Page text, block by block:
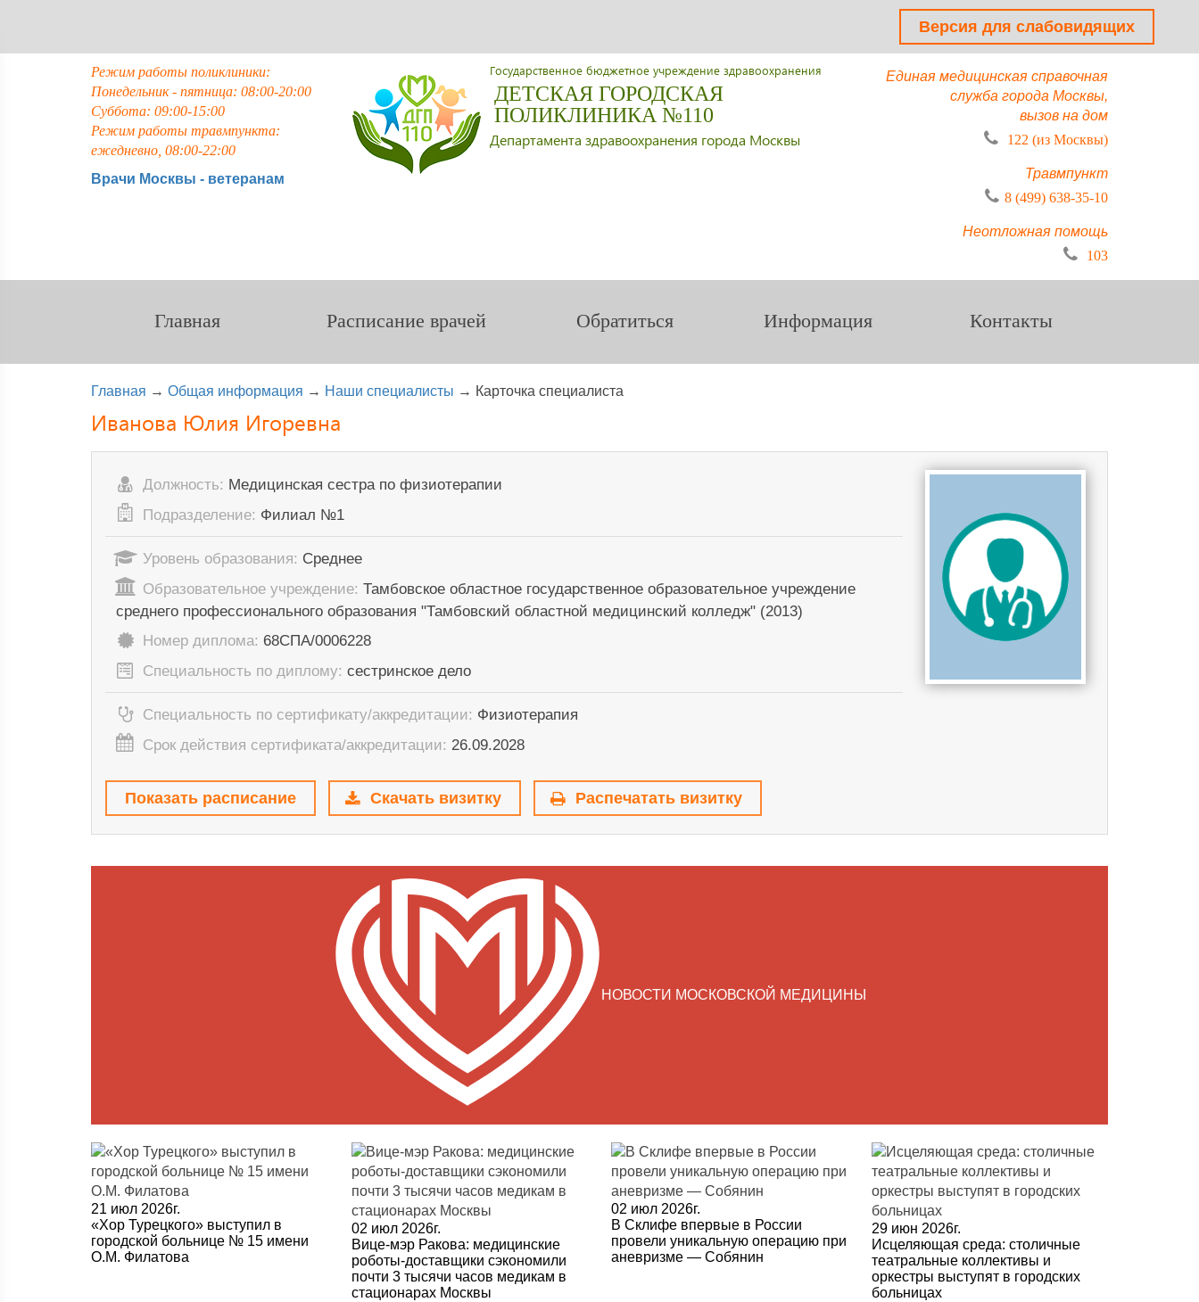
Версия для слабовидящих
Режим работы поликлиники:
Понедельник - пятница: 08:00-20:00
Суббота: 09:00-15:00
Режим работы травмпункта:
ежедневно, 08:00-22:00
Врачи Москвы - ветеранам
Государственное бюджетное учреждение здравоохранения
ДЕТСКАЯ ГОРОДСКАЯ
ПОЛИКЛИНИКА №110
Департамента здравоохранения города Москвы
Единая медицинская справочная
служба города Москвы,
вызов на дом
122 (из Москвы)
Травмпункт
8 (499) 638-35-10
Неотложная помощь
103
Главная Расписание врачей Обратиться Информация Контакты
Главная → Общая информация → Наши специалисты → Карточка специалиста
Иванова Юлия Игоревна
Должность: Медицинская сестра по физиотерапии
Подразделение: Филиал №1
Уровень образования: Среднее
Образовательное учреждение: Тамбовское областное государственное образовательное учреждение
среднего профессионального образования "Тамбовский областной медицинский колледж" (2013)
Номер диплома: 68СПА/0006228
Специальность по диплому: сестринское дело
Специальность по сертификату/аккредитации: Физиотерапия
Срок действия сертификата/аккредитации: 26.09.2028
Показать расписание Скачать визитку Распечатать визитку
НОВОСТИ МОСКОВСКОЙ МЕДИЦИНЫ
21 июл 2026г.
«Хор Турецкого» выступил в
городской больнице № 15 имени
О.М. Филатова
02 июл 2026г.
Вице-мэр Ракова: медицинские
роботы-доставщики сэкономили
почти 3 тысячи часов медикам в
стационарах Москвы
02 июл 2026г.
В Склифе впервые в России
провели уникальную операцию при
аневризме — Собянин
29 июн 2026г.
Исцеляющая среда: столичные
театральные коллективы и
оркестры выступят в городских
больницах